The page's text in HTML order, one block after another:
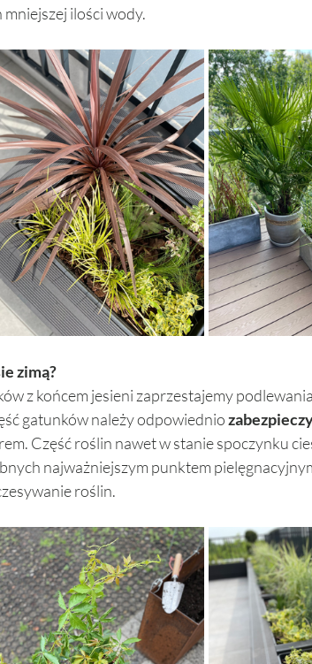
ilości wody.
zimą?
z końcem jesieni zaprzestajemy
gatunków należy odpowiednio
Część roślin nawet w stanie spoczynku
najważniejszym punktem
roślin.